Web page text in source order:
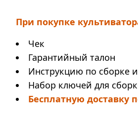
При покупке
Чек
Гарантийный талон
Инструкцию по сборке
Набор ключей для
Бесплатную доставку